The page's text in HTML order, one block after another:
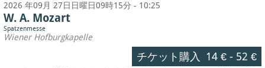
2026 年09月 27日日曜日09時15分 - 10:25
W. A. Mozart
Spatzenmesse
Wiener Hofburgkapelle
チケット購入 14 €- 52 €